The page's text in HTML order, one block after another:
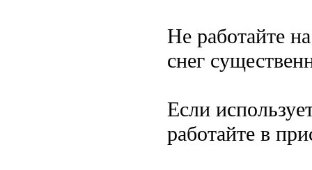
Не работайте
снег
Если
работайте в